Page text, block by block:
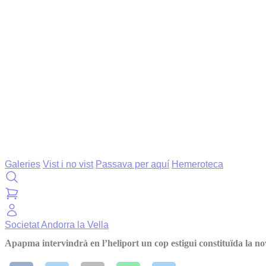
Galeries Vist i no vist Passava per aquí Hemeroteca
SocietatAndorra la Vella
Apapma intervindrà en l’heliport un cop estigui constituïda la